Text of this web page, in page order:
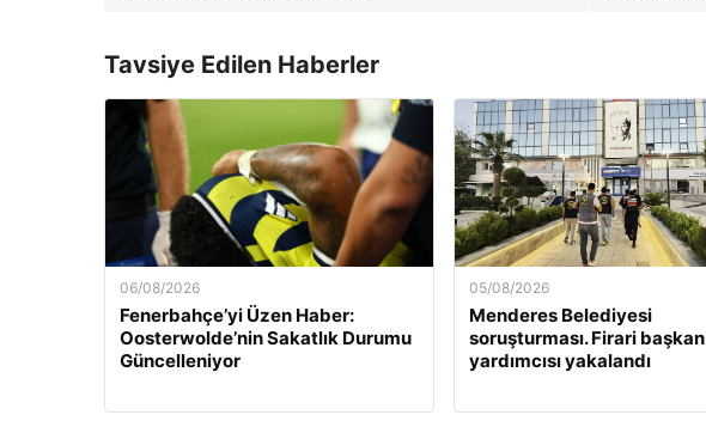
Tavsiye Edilen Haberler
06/08/2026
Fenerbahçe’yi Üzen Haber:
Oosterwolde’nin Sakatlık Durumu
Güncelleniyor
05/08/2026
Menderes Belediyesi
soruşturması. Firari başkan
yardımcısı yakalandı